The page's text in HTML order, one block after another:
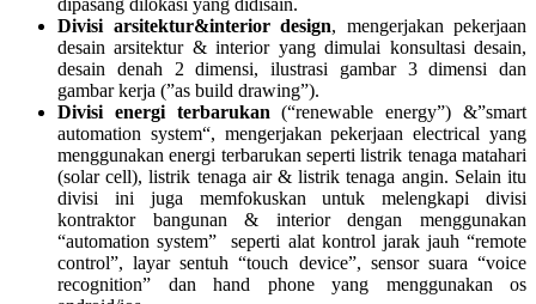
Divisi arsitektur&interior design, mengerjakan pekerjaan
desain arsitektur & interior yang dimulai konsultasi desain,
desain denah 2 dimensi, ilustrasi gambar 3 dimensi dan
gambar kerja (”as build drawing”).
Divisi energi terbarukan (“renewable energy”) &”smart
automation system“, mengerjakan pekerjaan electrical yang
menggunakan energi terbarukan seperti listrik tenaga matahari
(solar cell), listrik tenaga air & listrik tenaga angin. Selain itu
divisi ini juga memfokuskan untuk melengkapi divisi
kontraktor bangunan & interior dengan menggunakan
“automation system” seperti alat kontrol jarak jauh “remote
control”, layar sentuh “touch device”, sensor suara “voice
recognition” dan hand phone yang menggunakan os